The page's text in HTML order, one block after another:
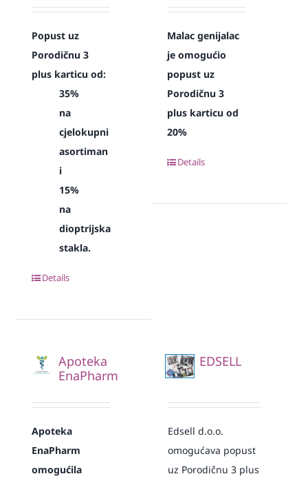
Popust uz
Porodičnu 3
plus karticu od:
35%
na
cjelokupni
asortiman
i
15%
na
dioptrijska
stakla.
Details
Malac genijalac
je omogućio
popust uz
Porodičnu 3
plus karticu od
20%
Details
Apoteka
EnaPharm
Apoteka
EnaPharm
omogućila
EDSELL
Edsell d.o.o.
omogućava popust
uz Porodičnu 3 plus